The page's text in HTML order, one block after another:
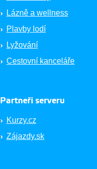
Lázně a wellness
Plavby lodí
Lyžování
Cestovní kanceláře
Partneři serveru
Kurzy.cz
Zájazdy.sk